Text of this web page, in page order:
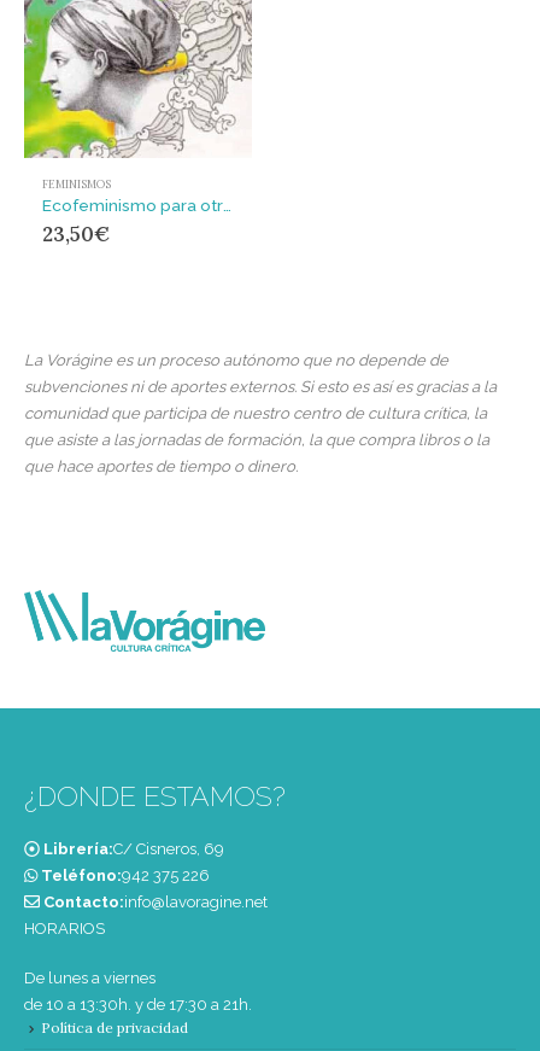
FEMINISMOS
23,50€
La Vorágine es un proceso autónomo que no depende de
subvenciones ni de aportes externos. Si esto es así es gracias a la
comunidad que participa de nuestro centro de cultura crítica, la
que asiste a las jornadas de formación, la que compra libros o la
que hace aportes de tiempo o dinero.
¿DONDE ESTAMOS?
Librería:C/ Cisneros, 69
Teléfono:‭942 375 226‬
Contacto:info@lavoragine.net
HORARIOS
De lunes a viernes
de 10 a 13:30h. y de 17:30 a 21h.
Política de privacidad